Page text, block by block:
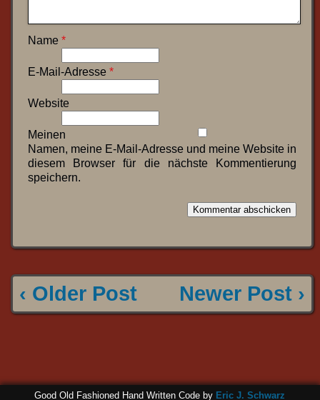
Name *
E-Mail-Adresse *
Website
Meinen
Namen, meine E-Mail-Adresse und meine Website in
diesem Browser für die nächste Kommentierung
speichern.
‹ Older Post Newer Post ›
Good Old Fashioned Hand Written Code by Eric J. Schwarz